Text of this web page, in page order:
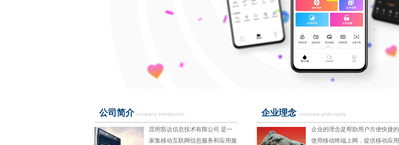
公司简介 company introduction
昆明豁达信息技术有限公司 是一
家集移动互联网信息服务和应用服
企业理念 corporate philosophy
企业的理念是帮助用户方便快捷的
使用移动终端上网，提供移动应用